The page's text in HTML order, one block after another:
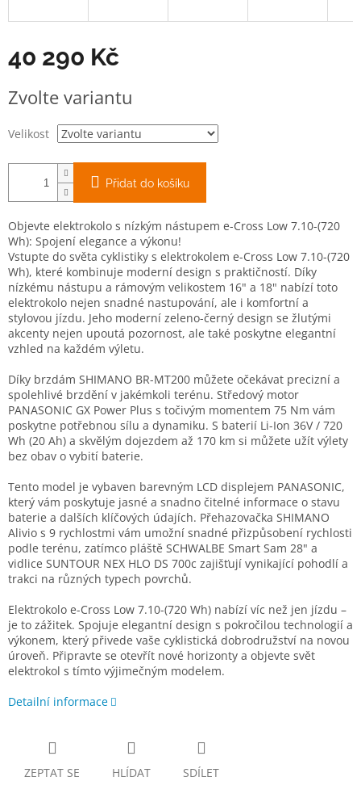
40 290 Kč
cena:
Zvolte variantu
Velikost
Přidat do košíku
Objevte elektrokolo s nízkým nástupem e-Cross Low 7.10-(720
Wh): Spojení elegance a výkonu!
Vstupte do světa cyklistiky s elektrokolem e-Cross Low 7.10-(720
Wh), které kombinuje moderní design s praktičností. Díky
nízkému nástupu a rámovým velikostem 16" a 18" nabízí toto
elektrokolo nejen snadné nastupování, ale i komfortní a
stylovou jízdu. Jeho moderní zeleno-černý design se žlutými
akcenty nejen upoutá pozornost, ale také poskytne elegantní
vzhled na každém výletu.
Díky brzdám SHIMANO BR-MT200 můžete očekávat precizní a
spolehlivé brzdění v jakémkoli terénu. Středový motor
PANASONIC GX Power Plus s točivým momentem 75 Nm vám
poskytne potřebnou sílu a dynamiku. S baterií Li-Ion 36V / 720
Wh (20 Ah) a skvělým dojezdem až 170 km si můžete užít výlety
bez obav o vybití baterie.
Tento model je vybaven barevným LCD displejem PANASONIC,
který vám poskytuje jasné a snadno čitelné informace o stavu
baterie a dalších klíčových údajích. Přehazovačka SHIMANO
Alivio s 9 rychlostmi vám umožní snadné přizpůsobení rychlosti
podle terénu, zatímco pláště SCHWALBE Smart Sam 28" a
vidlice SUNTOUR NEX HLO DS 700c zajišťují vynikající pohodlí a
trakci na různých typech povrchů.
Elektrokolo e-Cross Low 7.10-(720 Wh) nabízí víc než jen jízdu –
je to zážitek. Spojuje elegantní design s pokročilou technologií a
výkonem, který přivede vaše cyklistická dobrodružství na novou
úroveň. Připravte se otevřít nové horizonty a objevte svět
elektrokol s tímto výjimečným modelem.
Detailní informace
ZEPTAT SE HLÍDAT SDÍLET